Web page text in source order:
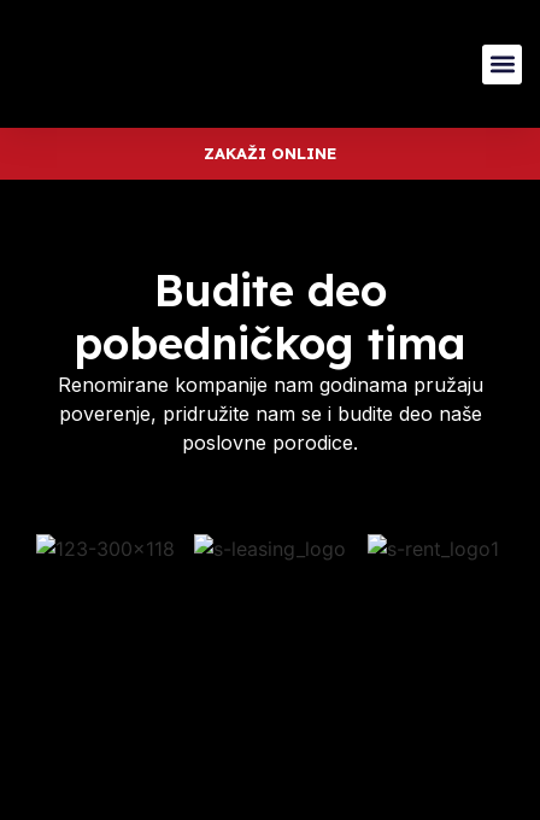
ZAKAŽI ONLINE
Budite deo
pobedničkog tima
Renomirane kompanije nam godinama pružaju
poverenje, pridružite nam se i budite deo naše
poslovne porodice.